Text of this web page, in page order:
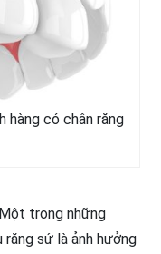
hàng có chân răng
Một trong những
sứ là ảnh hưởng